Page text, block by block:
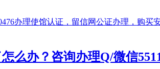
么办？咨询办理Q/微信